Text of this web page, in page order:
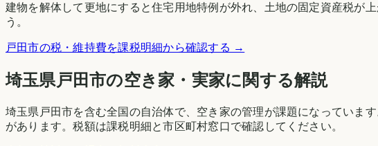
建物を解体して更地にすると住宅用地特例が外れ、土地の固定資産税が上
う。
戸田市の税・維持費を課税明細から確認する →
埼玉県戸田市の空き家・実家に関する解説
埼玉県戸田市を含む全国の自治体で、空き家の管理が課題になっていま
があります。税額は課税明細と市区町村窓口で確認してください。